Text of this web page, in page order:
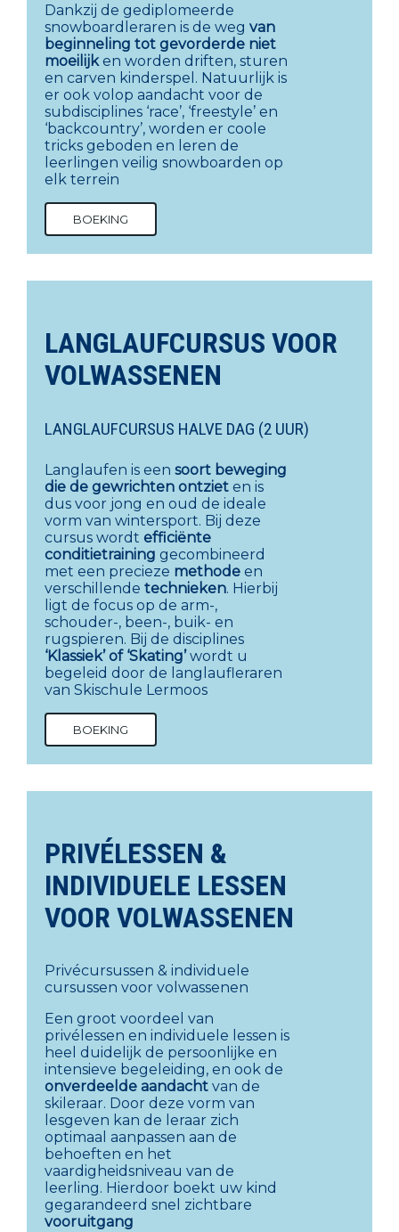
Dankzij de gediplomeerde
snowboardleraren is de weg van
beginneling tot gevorderde niet
moeilijken worden driften, sturen
en carven kinderspel. Natuurlijk is
er ook volop aandacht voor de
subdisciplines ‘race’, ‘freestyle’ en
‘backcountry’, worden er coole
tricks geboden en leren de
leerlingen veilig snowboarden op
elk terrein
BOEKING
LANGLAUFCURSUS VOOR
VOLWASSENEN
LANGLAUFCURSUS HALVE DAG (2 UUR)
Langlaufen is een soort beweging
die de gewrichten ontziet en is
dus voor jong en oud de ideale
vorm van wintersport. Bij deze
cursus wordt efficiënte
conditietraining gecombineerd
met een precieze methode en
verschillende technieken. Hierbij
ligt de focus op de arm-,
schouder-, been-, buik- en
rugspieren. Bij de disciplines
‘Klassiek’ of ‘Skating’wordt u
begeleid door de langlaufleraren
van Skischule Lermoos
BOEKING
PRIVÉLESSEN &
INDIVIDUELE LESSEN
VOOR VOLWASSENEN
Privécursussen & individuele
cursussen voor volwassenen
Een groot voordeel van
privélessen en individuele lessen is
heel duidelijk de persoonlijke en
intensieve begeleiding, en ook de
onverdeelde aandacht van de
skileraar. Door deze vorm van
lesgeven kan de leraar zich
optimaal aanpassen aan de
behoeften en het
vaardigheidsniveau van de
leerling. Hierdoor boekt uw kind
gegarandeerd snel zichtbare
vooruitgang